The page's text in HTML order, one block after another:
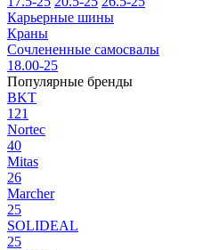
Карьерные шины
Краны
Сочлененные самосвалы
18.00-25
Популярные бренды
BKT
121
Nortec
40
Mitas
26
Marcher
25
SOLIDEAL
25